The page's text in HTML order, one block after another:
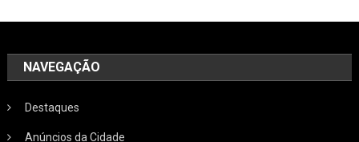
NAVEGAÇÃO
Destaques
Anúncios da Cidade